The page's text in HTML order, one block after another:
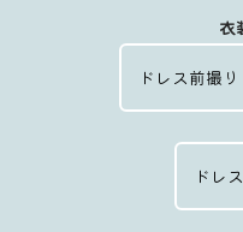
衣
ドレス前撮り
ドレ